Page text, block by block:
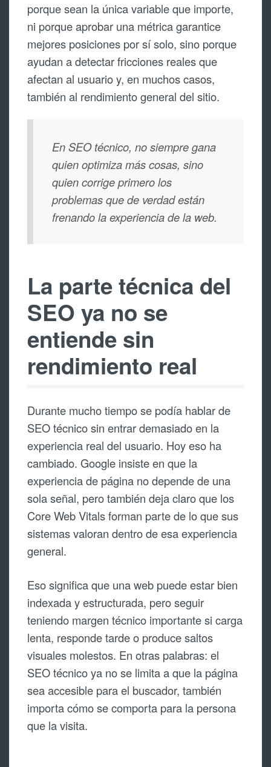
porque sean la única variable que importe,
ni porque aprobar una métrica garantice
mejores posiciones por sí solo, sino porque
ayudan a detectar fricciones reales que
afectan al usuario y, en muchos casos,
también al rendimiento general del sitio.
En SEO técnico, no siempre gana
quien optimiza más cosas, sino
quien corrige primero los
problemas que de verdad están
frenando la experiencia de la web.
La parte técnica del
SEO ya no se
entiende sin
rendimiento real
Durante mucho tiempo se podía hablar de
SEO técnico sin entrar demasiado en la
experiencia real del usuario. Hoy eso ha
cambiado. Google insiste en que la
experiencia de página no depende de una
sola señal, pero también deja claro que los
Core Web Vitals forman parte de lo que sus
sistemas valoran dentro de esa experiencia
general.
Eso significa que una web puede estar bien
indexada y estructurada, pero seguir
teniendo margen técnico importante si carga
lenta, responde tarde o produce saltos
visuales molestos. En otras palabras: el
SEO técnico ya no se limita a que la página
sea accesible para el buscador, también
importa cómo se comporta para la persona
que la visita.